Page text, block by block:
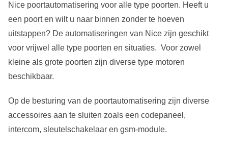
Nice poortautomatisering voor alle type poorten. Heeft u
een poort en wilt u naar binnen zonder te hoeven
uitstappen? De automatiseringen van Nice zijn geschikt
voor vrijwel alle type poorten en situaties. Voor zowel
kleine als grote poorten zijn diverse type motoren
beschikbaar.
Op de besturing van de poortautomatisering zijn diverse
accessoires aan te sluiten zoals een codepaneel,
intercom, sleutelschakelaar en gsm-module.